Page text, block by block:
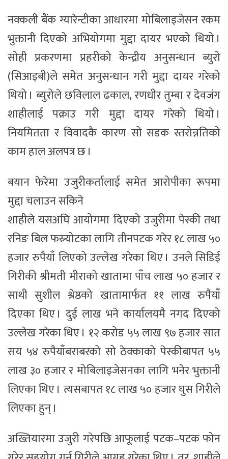
नक्कली बैंक ग्यारेन्टीका आधारमा मोबिलाइजेसन रकम
भुक्तानी दिएको अभियोगमा मुद्दा दायर भएको थियो ।
सोही प्रकरणमा प्रहरीको केन्द्रीय अनुसन्धान ब्युरो
(सिआइबी)ले समेत अनुसन्धान गरी मुद्दा दायर गरेको
थियो । ब्युरोले छविलाल ढकाल, रणधीर तुम्बा र देवजंग
शाहीलाई पक्राउ गरी मुद्दा दायर गरेको थियो ।
नियमितता र विवादकै कारण सो सडक स्तरोन्नतिको
काम हाल अलपत्र छ ।
बयान फेरेमा उजुरीकर्तालाई समेत आरोपीका रूपमा
मुद्दा चलाउन सकिने
शाहीले यसअघि आयोगमा दिएको उजुरीमा पेस्की तथा
रनिङ बिल फस्र्योटका लागि तीनपटक गरेर १८ लाख ५०
हजार रुपैयाँ लिएको उल्लेख गरेका थिए । उनले सिडिई
गिरीकी श्रीमती मीराको खातामा पाँच लाख ५० हजार र
साथी सुशील श्रेष्ठको खातामार्फत ११ लाख रुपैयाँ
दिएका थिए । दुई लाख भने कार्यालयमै नगद दिएको
उल्लेख गरेका थिए । १२ करोड ५५ लाख ९७ हजार सात
सय ५४ रुपैयाँबराबरको सो ठेक्काको पेस्कीबापत ५५
लाख ३० हजार र मोबिलाइजेसनका लागि भनेर भुक्तानी
लिएका थिए । त्यसबापत १८ लाख ५० हजार घुस गिरीले
लिएका हुन् ।
अख्तियारमा उजुरी गरेपछि आफूलाई पटक–पटक फोन